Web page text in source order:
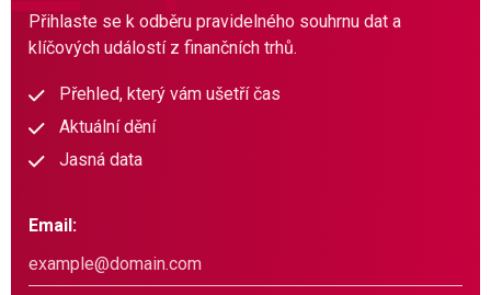
Přihlaste se k odběru pravidelného souhrnu dat a
klíčových událostí z finančních trhů.
Přehled, který vám ušetří čas
Aktuální dění
Jasná data
Email: